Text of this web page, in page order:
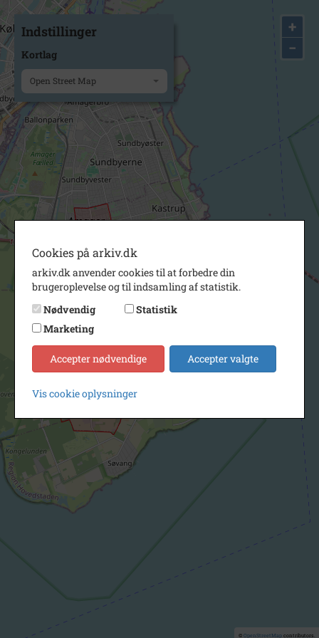
+
−
© OpenStreetMapcontributors.
Indstillinger
Kortlag
Open Street Map
Cookies på arkiv.dk
arkiv.dk anvender cookies til at forbedre din
brugeroplevelse og til indsamling af statistik.
Nødvendig
Statistik
Marketing
Accepter nødvendige Accepter valgte
Vis cookie oplysninger